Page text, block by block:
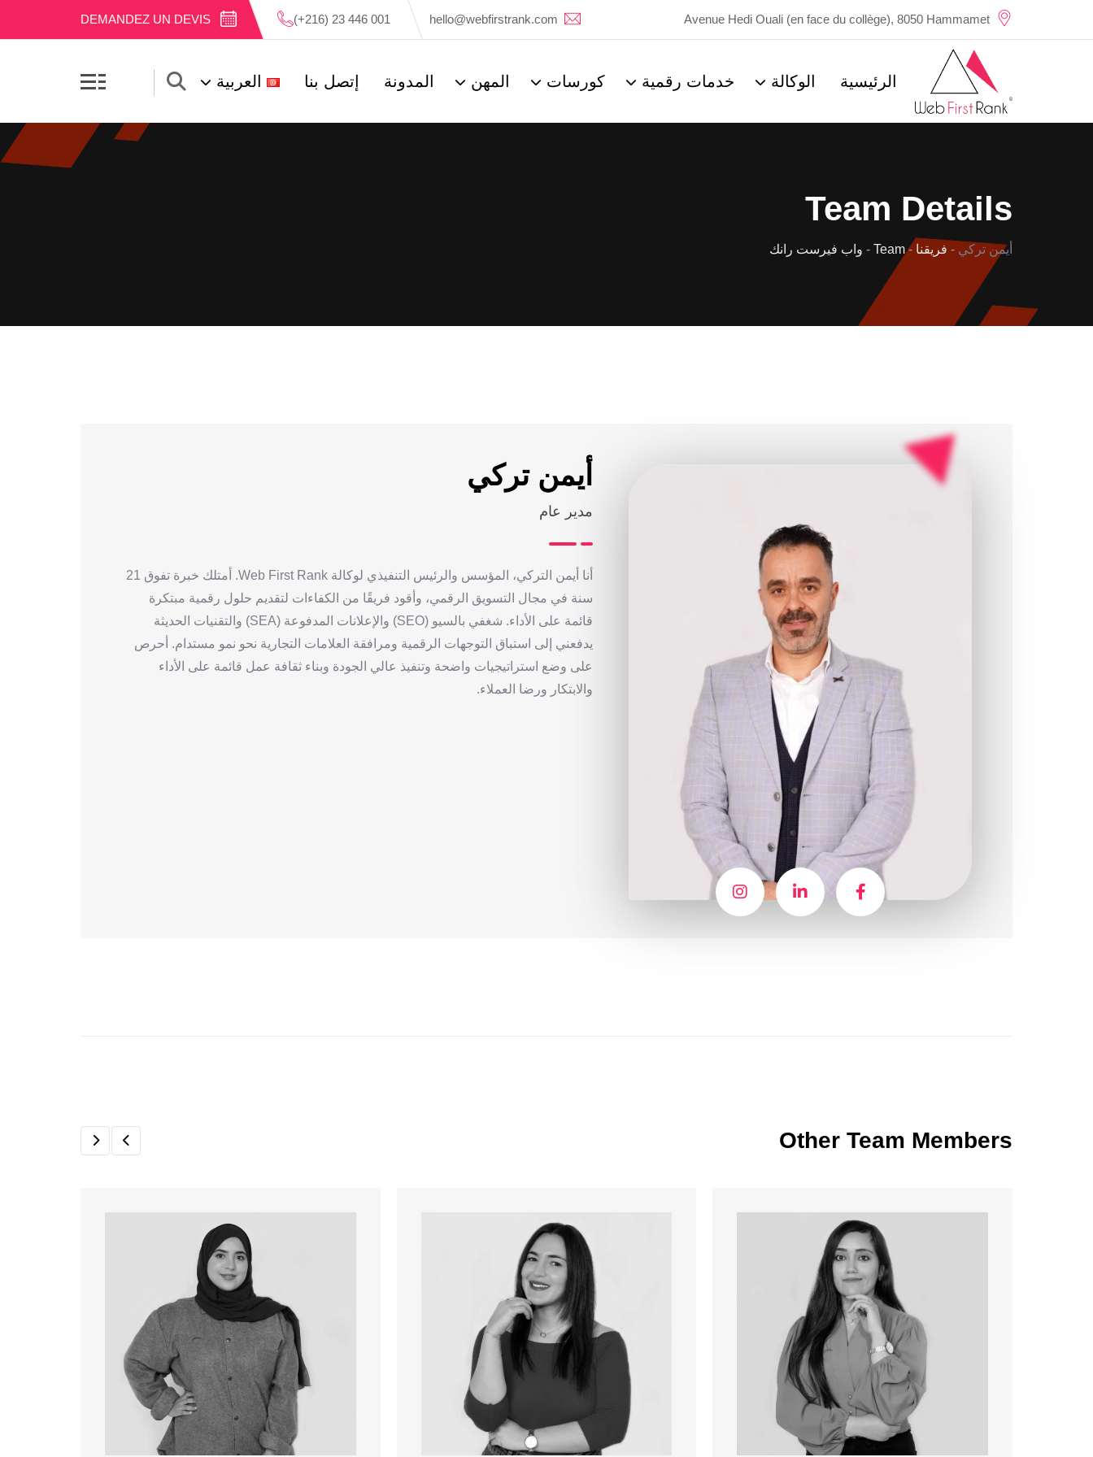
Avenue Hedi Ouali (en face du collège), 8050 Hammamet
hello@webfirstrank.com
(+216) 23 446 001
DEMANDEZ UN DEVIS
الرئيسية الوكالة خدمات رقمية كورسات المهن المدونة إتصل بنا العربية
Team Details
أيمن تركي - فريقنا -
Team
- واب فيرست رانك
أيمن تركي
مدير عام
أنا أيمن التركي، المؤسس والرئيس التنفيذي لوكالة Web First Rank. أمتلك خبرة تفوق 21
سنة في مجال التسويق الرقمي، وأقود فريقًا من الكفاءات لتقديم حلول رقمية مبتكرة
قائمة على الأداء. شغفي بالسيو (SEO) والإعلانات المدفوعة (SEA) والتقنيات الحديثة
يدفعني إلى استباق التوجهات الرقمية ومرافقة العلامات التجارية نحو نمو مستدام. أحرص
على وضع استراتيجيات واضحة وتنفيذ عالي الجودة وبناء ثقافة عمل قائمة على الأداء
والابتكار ورضا العملاء.
Other Team Members